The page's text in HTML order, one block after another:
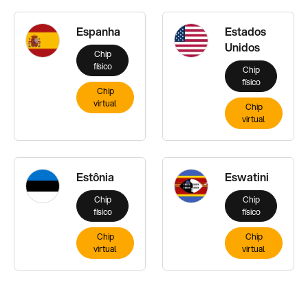
Espanha
Chip
físico
Chip
virtual
Estados
Unidos
Chip
físico
Chip
virtual
Estônia
Chip
físico
Chip
virtual
Eswatini
Chip
físico
Chip
virtual